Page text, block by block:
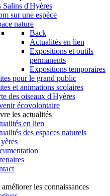
Salins d'Hyères
sur une espèce
nature
Back
Actualités en lien
Expositions et outils
permanents
Expositions temporaires
pour le grand public
et animations scolaires
des oiseaux d'Hyères
écovolontaire
les actualités
en lien
des espaces naturels
les connaissances